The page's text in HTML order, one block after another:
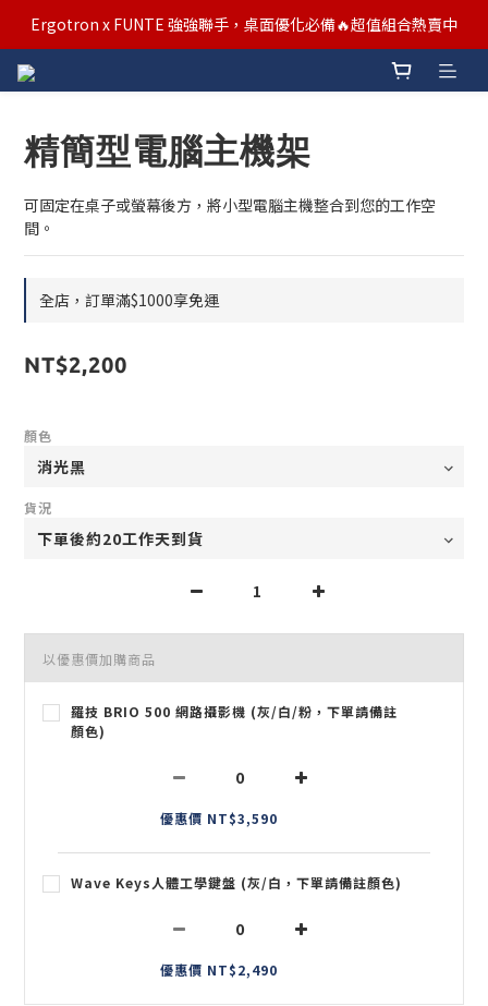
汰舊/升級補助優惠熱烈進行中！符合資格者歡迎申請購物金補助
Ergotron x FUNTE 強強聯手，桌面優化必備🔥超值組合熱賣中
汰舊/升級補助優惠熱烈進行中！符合資格者歡迎申請購物金補助
精簡型電腦主機架
可固定在桌子或螢幕後方，將小型電腦主機整合到您的工作空
間。
全店，訂單滿$1000享免運
NT$2,200
顏色
貨況
以優惠價加購商品
羅技 BRIO 500 網路攝影機 (灰/白/粉，下單請備註
顏色)
優惠價 NT$3,590
Wave Keys人體工學鍵盤 (灰/白，下單請備註顏色)
優惠價 NT$2,490